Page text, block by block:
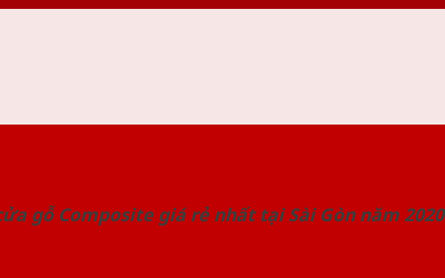
gỗ Composite giá rẻ nhất tại Sài Gòn năm 2020